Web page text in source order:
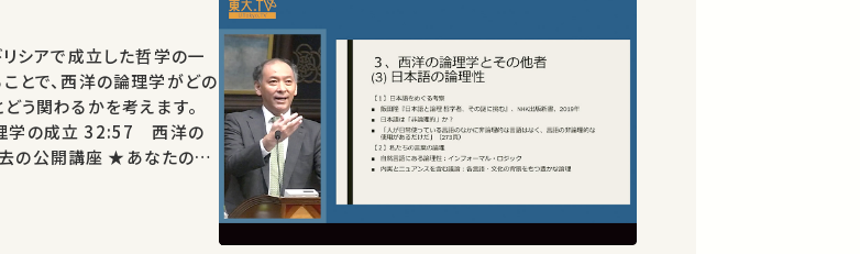
リシアで成立した哲学の一
とで、西洋の論理学がどの
う関わるかを考えます。
の成立 32:57 西洋の